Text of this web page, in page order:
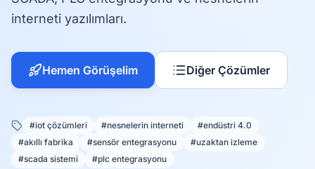
interneti yazılımları.
Hemen Görüşelim Diğer Çözümler
#iot çözümleri #nesnelerin interneti
#endüstri 4.0
#akıllı fabrika
#sensör entegrasyonu
#uzaktan izleme
#scada sistemi
#plc entegrasyonu